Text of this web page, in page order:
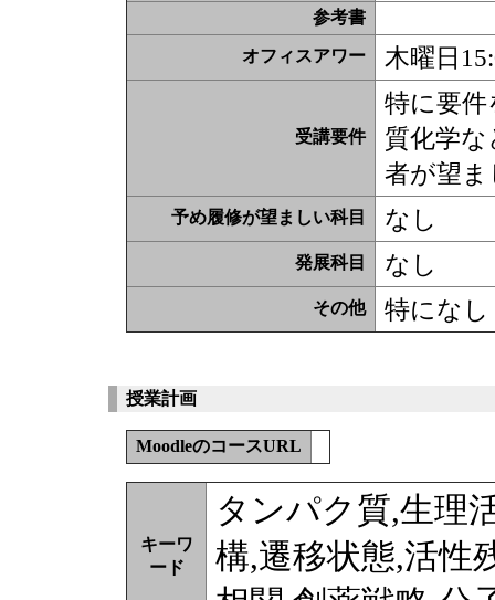
参考書
オフィスアワー 木曜日
受講要件
特に要
質化学
者が望
予め履修が望ましい科目 なし
発展科目 なし
その他 特になし
授業計画
MoodleのコースURL
キーワ
ード
タンパク質,生理
構,遷移状態,活性